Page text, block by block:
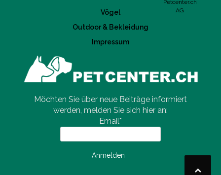
Vögel
Outdoor & Bekleidung
Impressum
Petcenter.ch
AG
Möchten Sie über neue Beiträge informiert
werden, melden Sie sich hier an:
Email*